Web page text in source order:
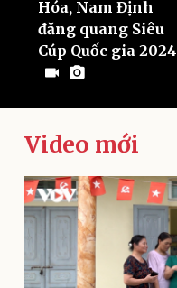
Hóa, Nam Định
đăng quang Siêu
Cúp Quốc gia 2024
Video mới